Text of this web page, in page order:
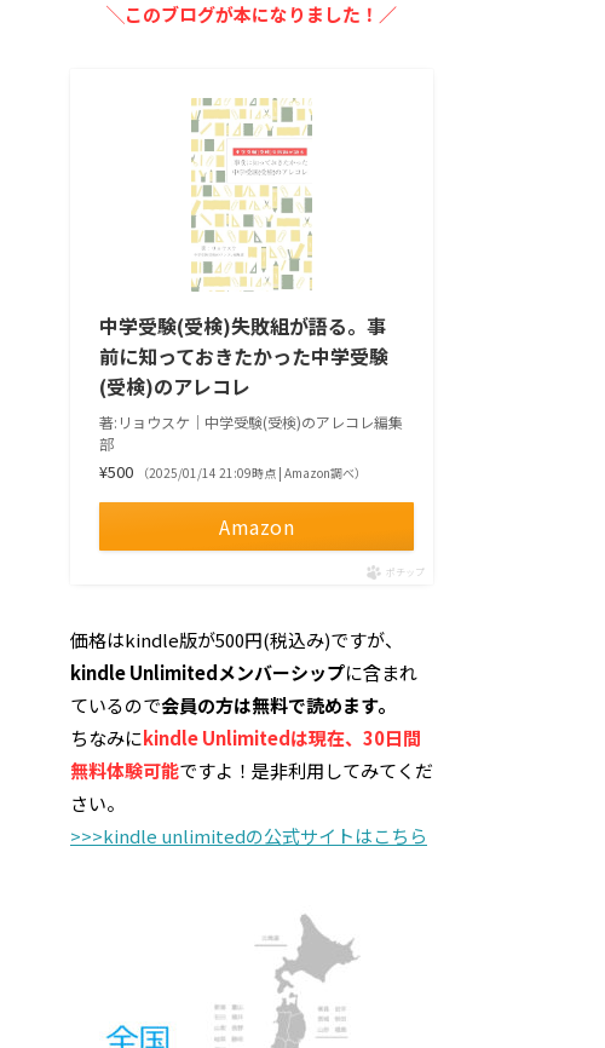
╲このブログが本になりました！／
中学受験(受検)失敗組が語る。事
前に知っておきたかった中学受験
(受検)のアレコレ
著:リョウスケ｜中学受験(受検)のアレコレ編集
部
¥500 （2025/01/14 21:09時点 | Amazon調べ）
Amazon
ポチップ
価格はkindle版が500円(税込み)ですが、
kindle Unlimitedメンバーシップに含まれ
ているので会員の方は無料で読めます。
ちなみにkindle Unlimitedは現在、30日間
無料体験可能ですよ！是非利用してみてくだ
さい。
>>>kindle unlimitedの公式サイトはこちら